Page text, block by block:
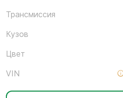
Трансмиссия
Кузов
Цвет
VIN